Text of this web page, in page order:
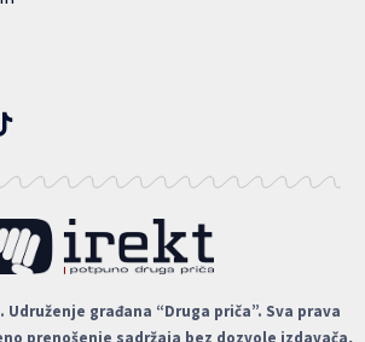
Udruženje građana “Druga priča”. Sva prava
prenošenje sadržaja bez dozvole izdavača,